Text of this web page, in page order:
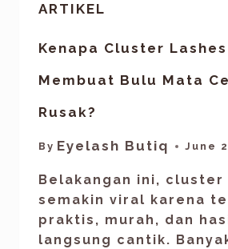
ARTIKEL
Kenapa Cluster
Membuat Bulu Mata
Rusak?
By Eyelash Butiq June
Belakangan ini, cluster
semakin viral karena
praktis, murah, dan
langsung cantik.